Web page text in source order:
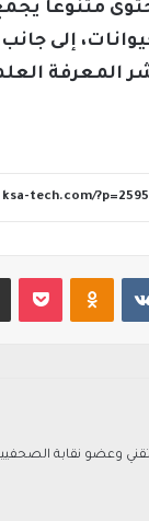
متنوعًا
إلى
المعرفة
وعضو نقابة